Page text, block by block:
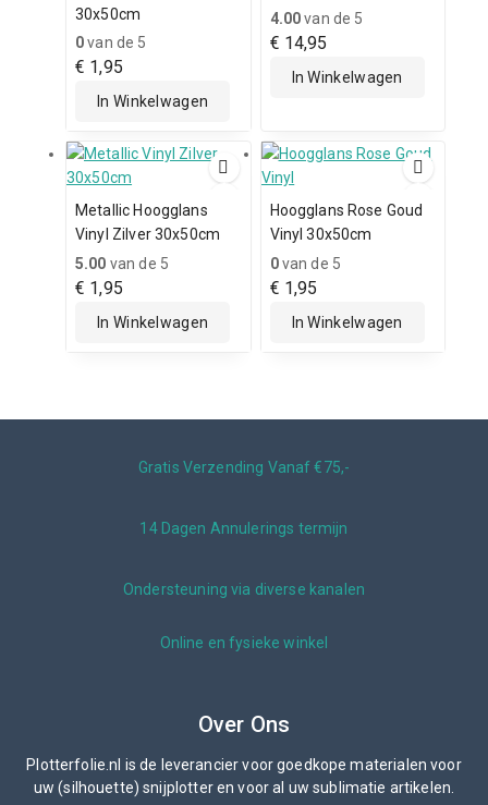
30x50cm
0van de 5
€ 1,95
In Winkelwagen
4.00van de 5
€ 14,95
In Winkelwagen
Metallic Hoogglans
Vinyl Zilver 30x50cm
5.00 van de 5
€ 1,95
In Winkelwagen
Hoogglans Rose Goud
Vinyl 30x50cm
0van de 5
€ 1,95
In Winkelwagen
Gratis Verzending Vanaf €75,-
14 Dagen Annulerings termijn
Ondersteuning via diverse kanalen
Online en fysieke winkel
Over Ons
Plotterfolie.nl is de leverancier voor goedkope materialen voor
uw (silhouette) snijplotter en voor al uw sublimatie artikelen.